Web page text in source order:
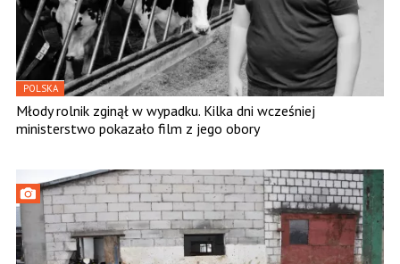
POLSKA
Młody rolnik zginął w wypadku. Kilka dni wcześniej
ministerstwo pokazało film z jego obory